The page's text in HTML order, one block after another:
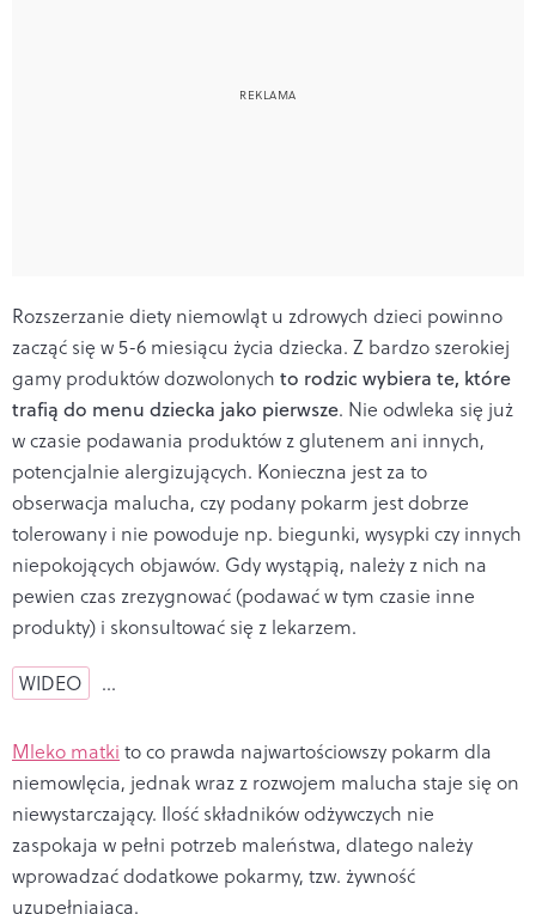
Rozszerzanie diety niemowląt u zdrowych dzieci powinno
zacząć się w 5-6 miesiącu życia dziecka. Z bardzo szerokiej
gamy produktów dozwolonych to rodzic wybiera te, które
trafią do menu dziecka jako pierwsze. Nie odwleka się już
w czasie podawania produktów z glutenem ani innych,
potencjalnie alergizujących. Konieczna jest za to
obserwacja malucha, czy podany pokarm jest dobrze
tolerowany i nie powoduje np. biegunki, wysypki czy innych
niepokojących objawów. Gdy wystąpią, należy z nich na
pewien czas zrezygnować (podawać w tym czasie inne
produkty) i skonsultować się z lekarzem.
WIDEO …
Mleko matki to co prawda najwartościowszy pokarm dla
niemowlęcia, jednak wraz z rozwojem malucha staje się on
niewystarczający. Ilość składników odżywczych nie
zaspokaja w pełni potrzeb maleństwa, dlatego należy
wprowadzać dodatkowe pokarmy, tzw. żywność
uzupełniającą.